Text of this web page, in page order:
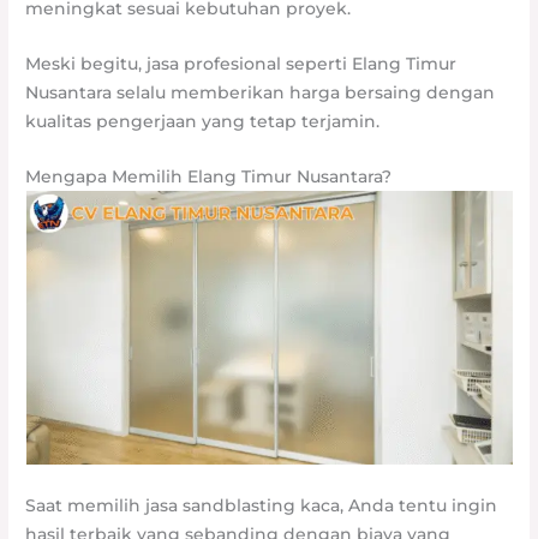
meningkat sesuai kebutuhan proyek.
Meski begitu, jasa profesional seperti Elang Timur
Nusantara selalu memberikan harga bersaing dengan
kualitas pengerjaan yang tetap terjamin.
Mengapa Memilih Elang Timur Nusantara?
Saat memilih jasa sandblasting kaca, Anda tentu ingin
hasil terbaik yang sebanding dengan biaya yang